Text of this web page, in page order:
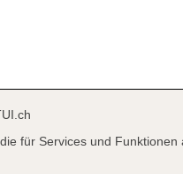
für Services und Funktionen